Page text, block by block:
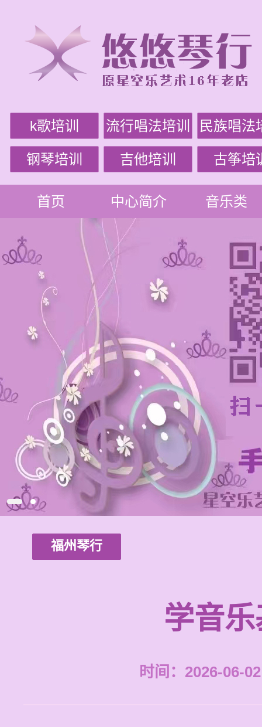
k歌培训 流行唱法培训 民族唱法
钢琴培训 吉他培训 古筝培
首页 中心简介 音乐类
福州琴行
学音
时间：2026-06-